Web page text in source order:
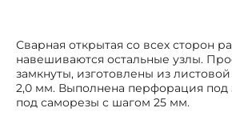
Сварная открытая со всех сторон
навешиваются остальные узлы.
замкнуты, изготовлены из
2,0 мм. Выполнена перфорация под
под саморезы с шагом 25 мм.